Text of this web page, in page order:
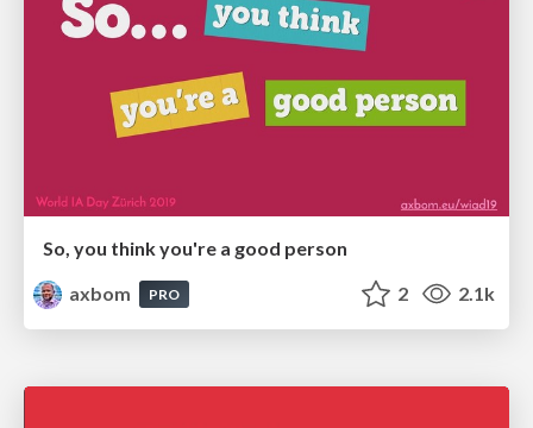
So, you think you're a good person
axbom
PRO 2 2.1k